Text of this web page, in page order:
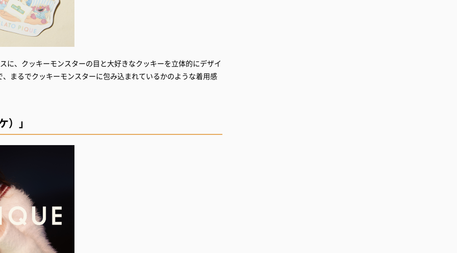
に、クッキーモンスターの目と大好きなクッキーを立体的にデザイ
まるでクッキーモンスターに包み込まれているかのような着用感
」